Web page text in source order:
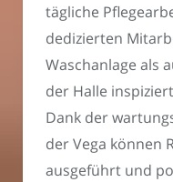
tägliche
dedizierten
Waschanlage als
der Halle
Dank der
der Vega können
ausgeführt und